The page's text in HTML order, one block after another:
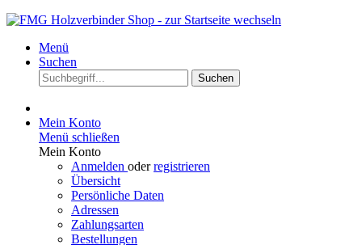
Menü
Suchen
Suchen
Mein Konto
Menü schließen
Mein Konto
Anmelden oderregistrieren
Übersicht
Persönliche Daten
Adressen
Zahlungsarten
Bestellungen